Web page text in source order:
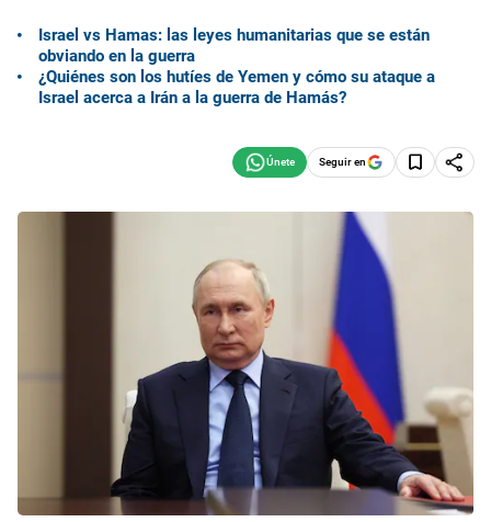
Israel vs Hamas: las leyes humanitarias que se están
obviando en la guerra
¿Quiénes son los hutíes de Yemen y cómo su ataque a
Israel acerca a Irán a la guerra de Hamás?
Seguir en